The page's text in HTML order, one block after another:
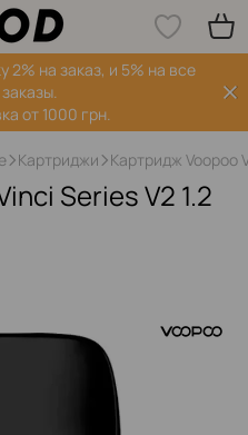
2% на заказ, и 5% на все
от 1000 грн.
Картриджи Картридж Voopoo
Series V2 1.2